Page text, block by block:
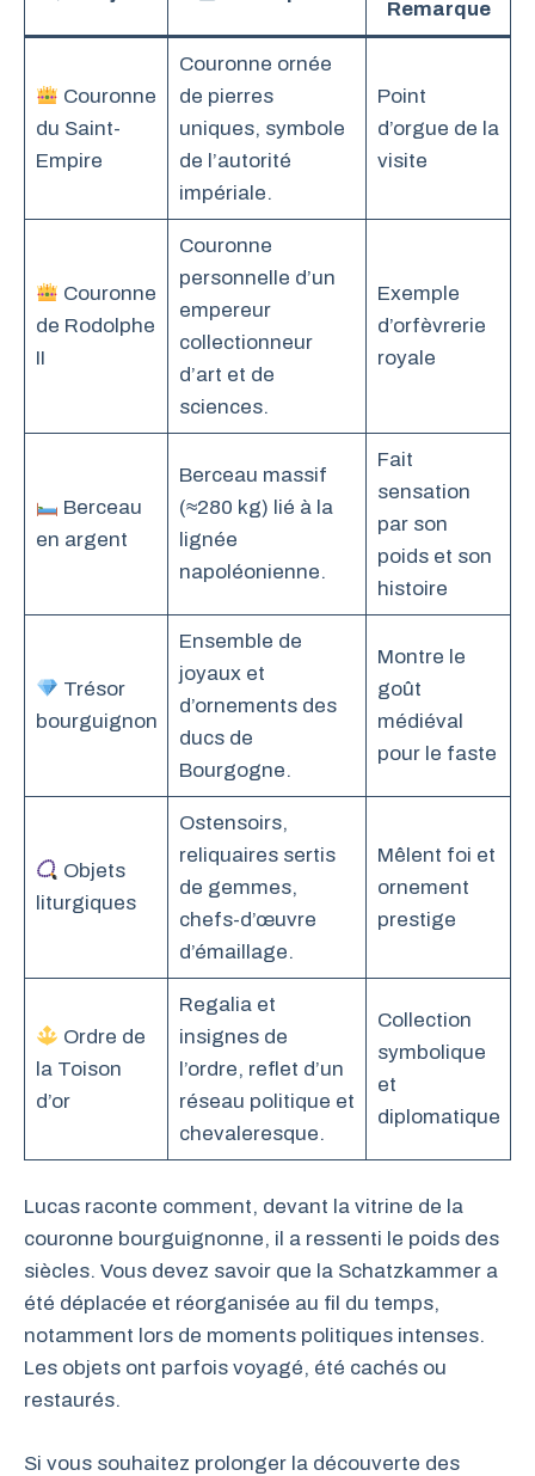
Remarque
Couronne
du Saint-
Empire
Couronne ornée
de pierres
uniques, symbole
de l’autorité
impériale.
Point
d’orgue de la
visite
Couronne
de Rodolphe
II
Couronne
personnelle d’un
empereur
collectionneur
d’art et de
sciences.
Exemple
d’orfèvrerie
royale
Berceau
en argent
Berceau massif
(≈280 kg) lié à la
lignée
napoléonienne.
Fait
sensation
par son
poids et son
histoire
Trésor
bourguignon
Ensemble de
joyaux et
d’ornements des
ducs de
Bourgogne.
Montre le
goût
médiéval
pour le faste
Objets
liturgiques
Ostensoirs,
reliquaires sertis
de gemmes,
chefs-d’œuvre
d’émaillage.
Mêlent foi et
ornement
prestige
Ordre de
la Toison
d’or
Regalia et
insignes de
l’ordre, reflet d’un
réseau politique et
chevaleresque.
Collection
symbolique
et
diplomatique
Lucas raconte comment, devant la vitrine de la
couronne bourguignonne, il a ressenti le poids des
siècles. Vous devez savoir que la Schatzkammer a
été déplacée et réorganisée au fil du temps,
notamment lors de moments politiques intenses.
Les objets ont parfois voyagé, été cachés ou
restaurés.
Si vous souhaitez prolonger la découverte des